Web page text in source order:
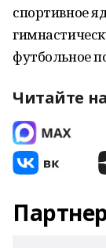
спортивное
футбольное
Читайте